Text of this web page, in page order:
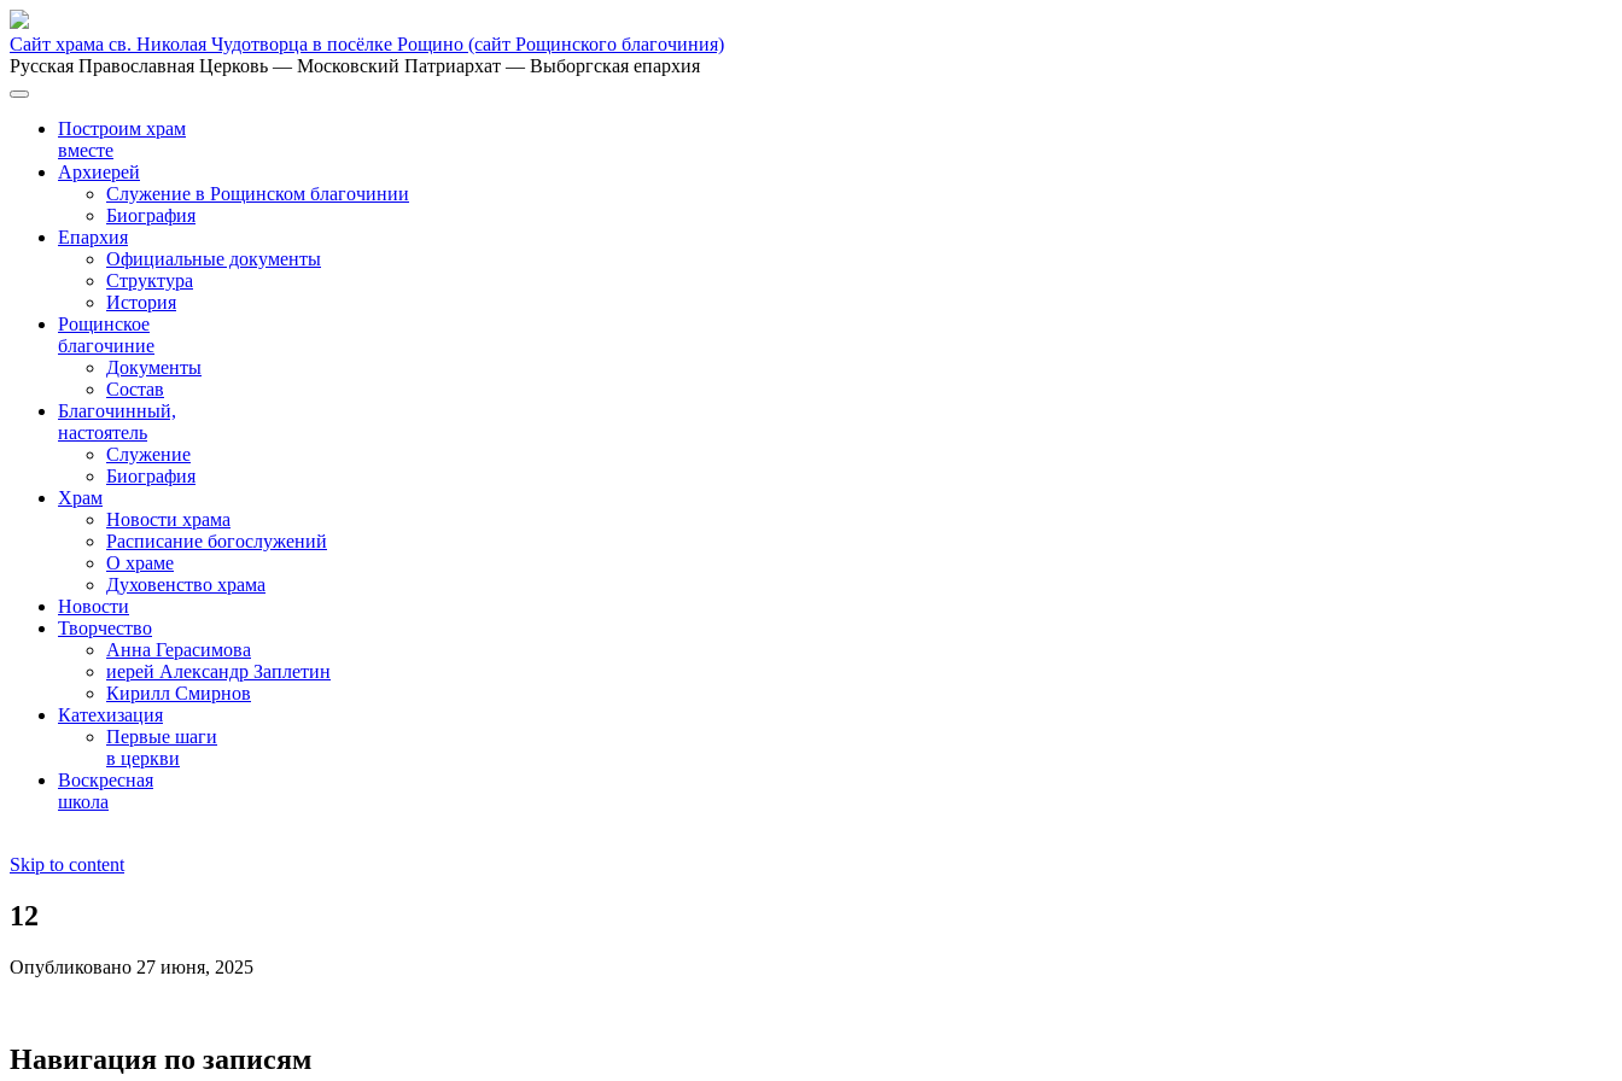
Сайт храма св. Николая Чудотворца в посёлке Рощино (сайт Рощинского благочиния)
Русская Православная Церковь — Московский Патриархат — Выборгская епархия
Построим храм
вместе
Архиерей
Служение в Рощинском благочинии
Биография
Епархия
Официальные документы
Структура
История
Рощинское
благочиние
Документы
Состав
Благочинный,
настоятель
Служение
Биография
Храм
Новости храма
Расписание богослужений
О храме
Духовенство храма
Новости
Творчество
Анна Герасимова
иерей Александр Заплетин
Кирилл Смирнов
Катехизация
Первые шаги
в церкви
Воскресная
школа
Skip to content
12
Опубликовано 27 июня, 2025
Навигация по записям